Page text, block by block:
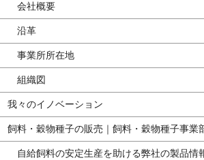
会社概要
沿革
事業所所在地
組織図
我々のイノベーション
飼料・穀物種子の販売｜飼料・穀物種子事業
自給飼料の安定生産を助ける弊社の製品情